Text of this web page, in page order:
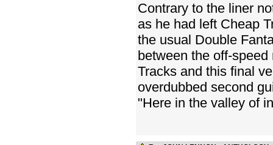
Contrary to the liner
as he had left Cheap
the usual Double
between the off-
Tracks and this final
overdubbed second
"Here in the valley of